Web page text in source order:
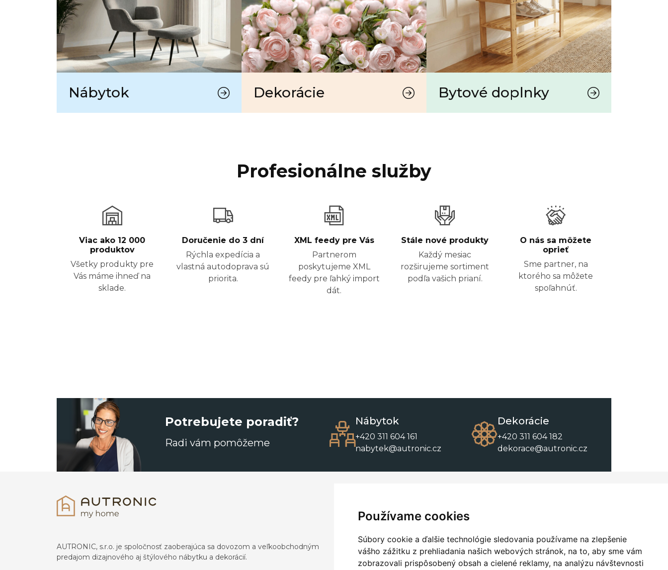
Používame cookies
Súbory cookie a ďalšie technológie sledovania používame na zlepšenie
vášho zážitku z prehliadania našich webových stránok, na to, aby sme vám
zobrazovali prispôsobený obsah a cielené reklamy, na analýzu návštevnosti
Nábytok Dekorácie Bytové doplnky
Profesionálne služby
Viac ako 12 000
produktov
Všetky produkty pre
Vás máme ihneď na
sklade.
Doručenie do 3 dní
Rýchla expedícia a
vlastná autodoprava sú
priorita.
XML feedy pre Vás
Partnerom
poskytujeme XML
feedy pre ľahký import
dát.
Stále nové produkty
Každý mesiac
rozširujeme sortiment
podľa vašich prianí.
O nás sa môžete
oprieť
Sme partner, na
ktorého sa môžete
spoľahnúť.
Potrebujete poradiť?
Radi vám pomôžeme
Nábytok
+420 311 604 161
nabytek@autronic.cz
Dekorácie
+420 311 604 182
dekorace@autronic.cz
AUTRONIC, s.r.o. je spoločnosť zaoberajúca sa dovozom a veľkoobchodným
predajom dizajnového aj štýlového nábytku a dekorácií.
Kontakty